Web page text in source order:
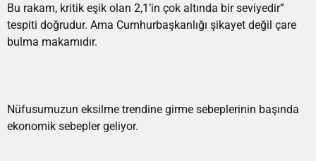
Bu rakam, kritik eşik olan 2,1’in çok altında bir seviyedir”
tespiti doğrudur. Ama Cumhurbaşkanlığı şikayet değil çare
bulma makamıdır.
Nüfusumuzun eksilme trendine girme sebeplerinin başında
ekonomik sebepler geliyor.